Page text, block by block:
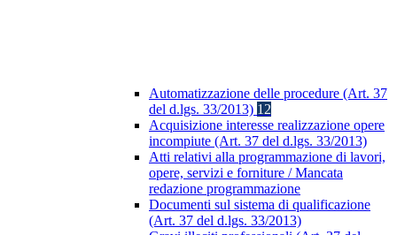
Automatizzazione delle procedure (Art. 37
del d.lgs. 33/2013) 12
Acquisizione interesse realizzazione opere
incompiute (Art. 37 del d.lgs. 33/2013)
Atti relativi alla programmazione di lavori,
opere, servizi e forniture / Mancata
redazione programmazione
Documenti sul sistema di qualificazione
(Art. 37 del d.lgs. 33/2013)